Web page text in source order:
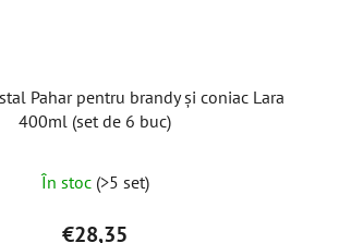
Pahar pentru brandy și coniac Lara
400ml (set de 6 buc)
În stoc (>5 set)
€28,35